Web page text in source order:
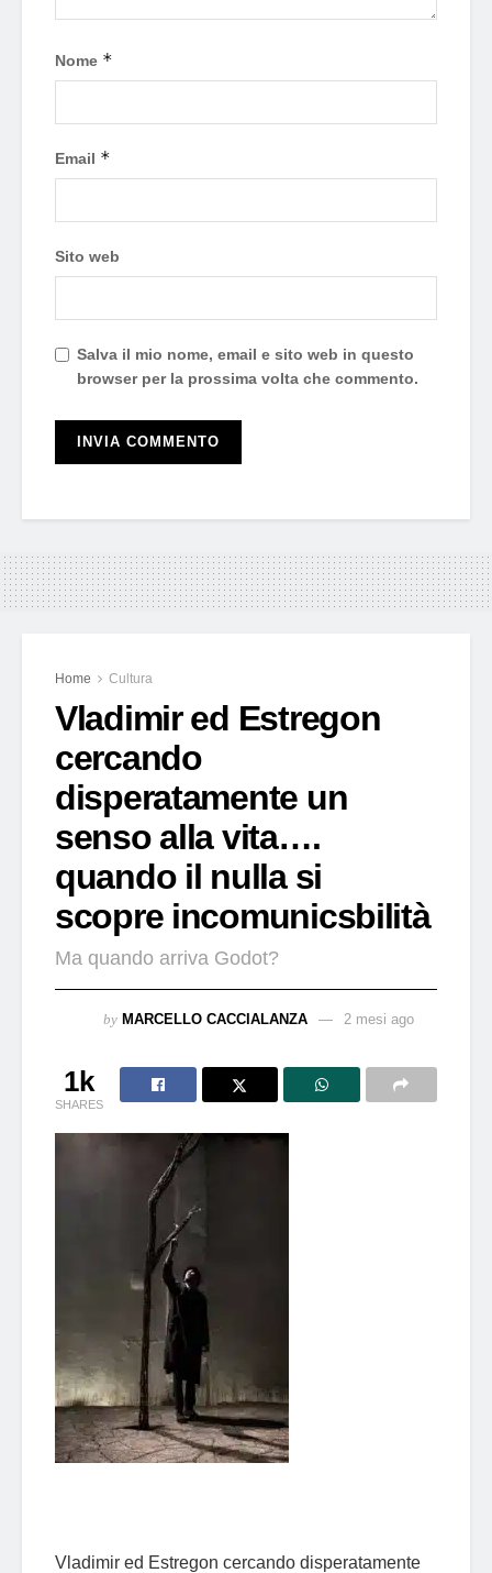
Nome *
Email *
Sito web
Salva il mio nome, email e sito web in questo
browser per la prossima volta che commento.
Home Cultura
Vladimir ed Estregon
cercando
disperatamente un
senso alla vita….
quando il nulla si
scopre incomunicsbilità
Ma quando arriva Godot?
by MARCELLO CACCIALANZA 2 mesi ago
1k
SHARES
Vladimir ed Estregon cercando disperatamente